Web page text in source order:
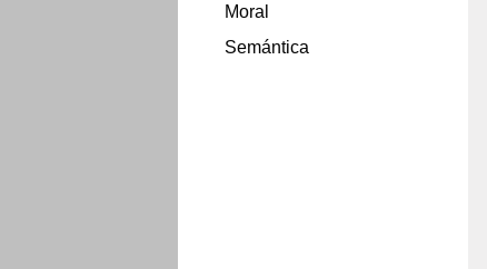
Moral
Semántica